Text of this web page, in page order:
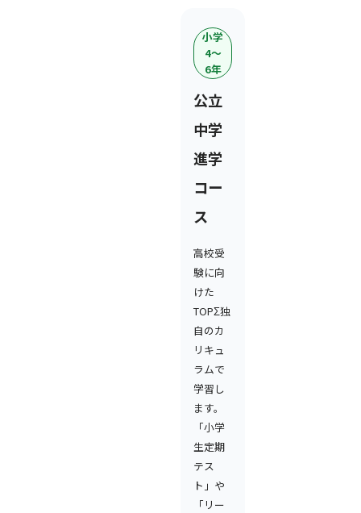
小学
4〜
6年
公立
中学
進学
コー
ス
高校受
験に向
けた
TOPΣ独
自のカ
リキュ
ラムで
学習し
ます。
「小学
生定期
テス
ト」や
「リー